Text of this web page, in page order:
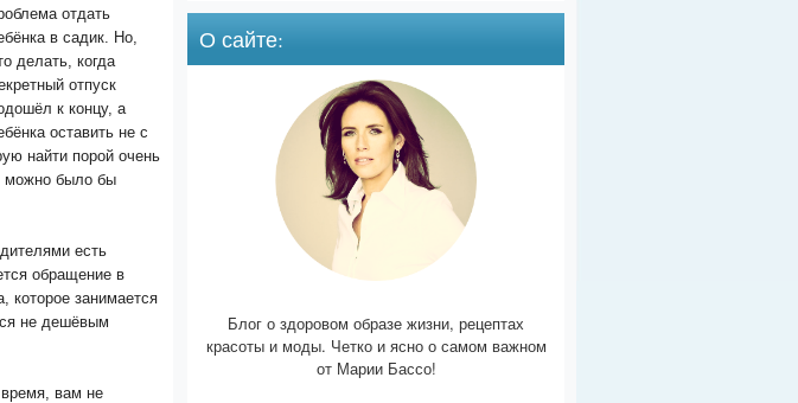
отдать
в садик. Но,
делать, когда
отпуск
к концу, а
оставить не с
найти порой очень
можно было бы
есть
обращение в
которое занимается
не дешёвым
вам не
О сайте:
Блог о здоровом образе жизни, рецептах
красоты и моды. Четко и ясно о самом важном
от Марии Бассо!